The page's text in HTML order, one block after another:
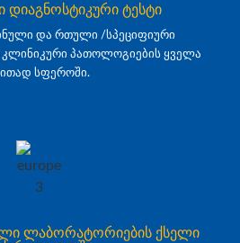
დიაგნოსტიკური ტესტი
და რთული /სპეციფიური
კლინიკური პათოლოგიების ყველა
სფეროში.
ლაბორატორიების ქსელი